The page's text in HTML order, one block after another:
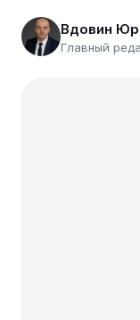
Вдовин
Главный